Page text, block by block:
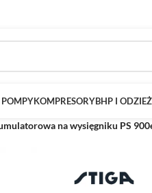
POMPYKOMPRESORYBHP I ODZIEŻ
na wysięgniku PS